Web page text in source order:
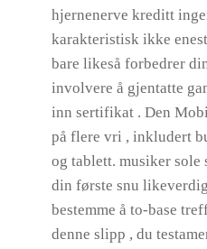
hjernenerve kreditt
karakteristisk ikke
bare likeså forbedrer
involvere å gjentatte
inn sertifikat . Den
på flere vri , inkludert
og tablett. musiker sole
din første snu
bestemme å to-base
denne slipp , du